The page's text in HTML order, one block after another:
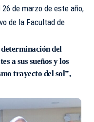
de marzo de este año,
de la Facultad de
del
a sus sueños y los
trayecto del sol”,